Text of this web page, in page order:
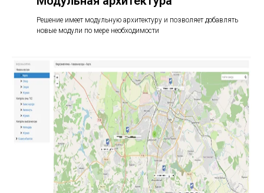
Решение имеет модульную архитектуру и позволяет добавлять
новые модули по мере необходимости